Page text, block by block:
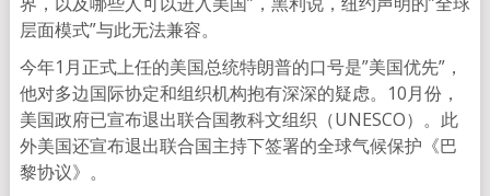
层面模式”与此无法兼容。
今年1月正式上任的美国总统特朗普的口号是”美国优先”，
他对多边国际协定和组织机构抱有深深的疑虑。10月份，
美国政府已宣布退出联合国教科文组织（UNESCO）。此
外美国还宣布退出联合国主持下签署的全球气候保护《巴
黎协议》。